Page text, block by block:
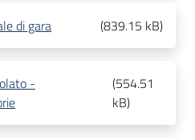
di gara (839.15 kB)
-
(554.51
kB)